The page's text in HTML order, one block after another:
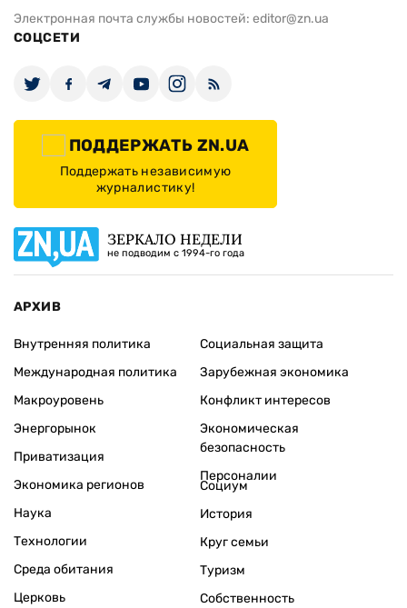
Электронная почта службы новостей: editor@zn.ua
СОЦСЕТИ
ПОДДЕРЖАТЬ ZN.UA
Поддержать независимую
журналистику!
ЗЕРКАЛО НЕДЕЛИ
не подводим с 1994-го года
АРХИВ
Внутренняя политика
Международная политика
Макроуровень
Энергорынок
Приватизация
Экономика регионов
Социальная защита
Зарубежная экономика
Конфликт интересов
Экономическая
безопасность
Персоналии
Наука
Технологии
Среда обитания
Церковь
Социум
История
Круг семьи
Туризм
Собственность